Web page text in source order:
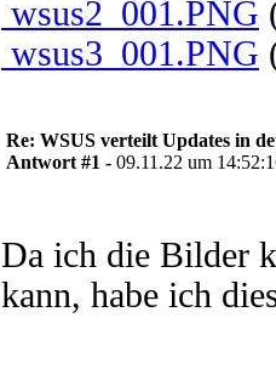
wsus2_001.PNG
wsus3_001.PNG
Re: WSUS verteilt Updates in
Antwort #1 - 09.11.22 um
Da ich die Bilder
kann, habe ich